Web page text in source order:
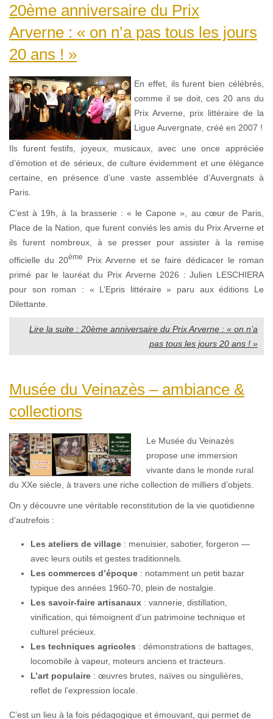
20ème anniversaire du Prix
Arverne : « on n’a pas tous les jours
20 ans ! »
En effet, ils furent bien célébrés,
comme il se doit, ces 20 ans du
Prix Arverne, prix littéraire de la
Ligue Auvergnate, créé en 2007 !
Ils furent festifs, joyeux, musicaux, avec une once appréciée
d’émotion et de sérieux, de culture évidemment et une élégance
certaine, en présence d’une vaste assemblée d’Auvergnats à
Paris.
C’est à 19h, à la brasserie : « le Capone », au cœur de Paris,
Place de la Nation, que furent conviés les amis du Prix Arverne et
ils furent nombreux, à se presser pour assister à la remise
officielle du 20ème
Prix Arverne et se faire dédicacer le roman
primé par le lauréat du Prix Arverne 2026 : Julien LESCHIERA
pour son roman : « L’Epris littéraire » paru aux éditions Le
Dilettante.
Lire la suite : 20ème anniversaire du Prix Arverne : « on n’a
pas tous les jours 20 ans ! »
Musée du Veinazès – ambiance &
collections
Le Musée du Veinazès
propose une immersion
vivante dans le monde rural
du XXe siècle, à travers une riche collection de milliers d’objets.
On y découvre une véritable reconstitution de la vie quotidienne
d’autrefois :
Les ateliers de village : menuisier, sabotier, forgeron —
avec leurs outils et gestes traditionnels.
Les commerces d’époque : notamment un petit bazar
typique des années 1960-70, plein de nostalgie.
Les savoir-faire artisanaux : vannerie, distillation,
vinification, qui témoignent d’un patrimoine technique et
culturel précieux.
Les techniques agricoles : démonstrations de battages,
locomobile à vapeur, moteurs anciens et tracteurs.
L’art populaire : œuvres brutes, naïves ou singulières,
reflet de l’expression locale.
C’est un lieu à la fois pédagogique et émouvant, qui permet de